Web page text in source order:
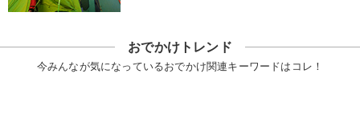
おでかけトレンド
今みんなが気になっているおでかけ関連キーワードはコレ！